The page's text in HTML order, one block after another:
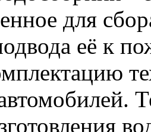
для
её к